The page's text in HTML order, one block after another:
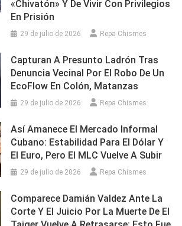
«chivatón» Y De Vivir Con Privilegios
En Prisión
29 de julio de 2026 Repa Chismes
Capturan A Presunto Ladrón Tras
Denuncia Vecinal Por El Robo De Un
EcoFlow En Colón, Matanzas
29 de julio de 2026 Repa Chismes
Así Amanece El Mercado Informal
Cubano: Estabilidad Para El Dólar Y
El Euro, Pero El MLC Vuelve A Subir
29 de julio de 2026 Repa Chismes
Comparece Damián Valdez Ante La
Corte Y El Juicio Por La Muerte De El